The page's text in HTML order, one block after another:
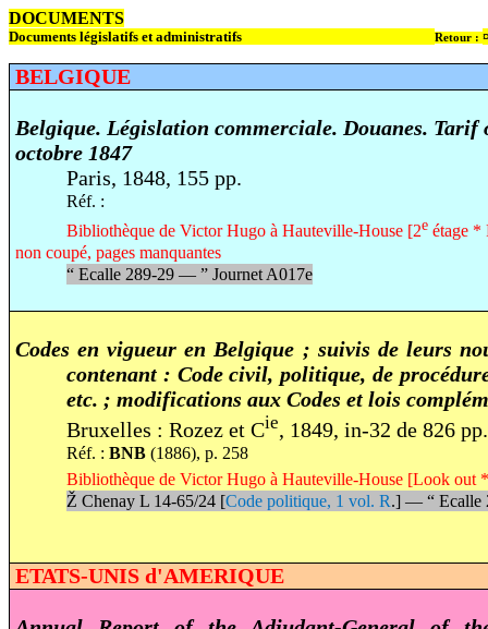
DOCUMENTS
Documents législatifs et administratifs Retour :
BELGIQUE
Belgique. Législation commerciale. Douanes.
octobre 1847
Paris, 1848, 155 pp.
Réf. :
Bibliothèque de Victor Hugo à Hauteville-House [2eétage *
non coupé, pages manquantes
“Ecalle 289-29 — ”Journet A017e
Codes en vigueur en Belgique ; suivis de leurs
contenant : Code civil, politique, de
etc. ; modifications aux Codes et lois
Bruxelles : Rozez et Cie, 1849, in-32 de 826 pp.
Réf. : BNB(1886), p. 258
Bibliothèque de Victor Hugo à Hauteville-House [Look out
Ž Chenay L 14-65/24 [Code politique, 1 vol. R.] — “Ecalle
ETATS-UNIS d'AMERIQUE